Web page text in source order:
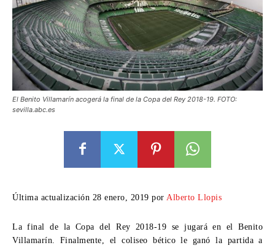
El Benito Villamarín acogerá la final de la Copa del Rey 2018-19. FOTO:
sevilla.abc.es
Última actualización 28 enero, 2019 por Alberto Llopis
La final de la Copa del Rey 2018-19 se jugará en el Benito
Villamarín . Finalmente, el coliseo bético le ganó la partida a